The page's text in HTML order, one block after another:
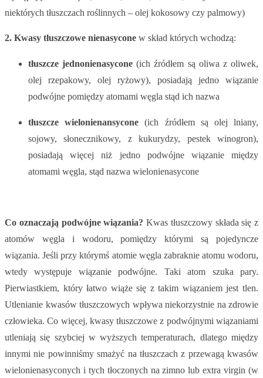
niektórych tłuszczach roślinnych – olej kokosowy czy palmowy)
2. Kwasy tłuszczowe nienasycone w skład których wchodzą:
tłuszcze jednonienasycone (ich źródłem są oliwa z oliwek,
olej rzepakowy, olej ryżowy), posiadają jedno wiązanie
podwójne pomiędzy atomami węgla stąd ich nazwa
tłuszcze wielonienansycone (ich źródłem są olej lniany,
sojowy, słonecznikowy, z kukurydzy, pestek winogron),
posiadają więcej niż jedno podwójne wiązanie między
atomami węgla, stąd nazwa wielonienasycone
Co oznaczają podwójne wiązania? Kwas tłuszczowy składa się z
atomów węgla i wodoru, pomiędzy którymi są pojedyncze
wiązania. Jeśli przy którymś atomie węgla zabraknie atomu wodoru,
wtedy występuje wiązanie podwójne. Taki atom szuka pary.
Pierwiastkiem, który łatwo wiąże się z takim wiązaniem jest tlen.
Utlenianie kwasów tłuszczowych wpływa niekorzystnie na zdrowie
człowieka. Co więcej, kwasy tłuszczowe z podwójnymi wiązaniami
utleniają się szybciej w wyższych temperaturach, dlatego między
innymi nie powinniśmy smażyć na tłuszczach z przewagą kwasów
wielonienasyconych i tych tłoczonych na zimno lub extra virgin (w